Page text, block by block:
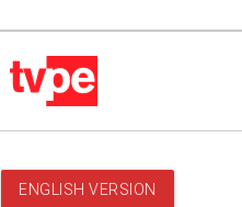
ENGLISH VERSION